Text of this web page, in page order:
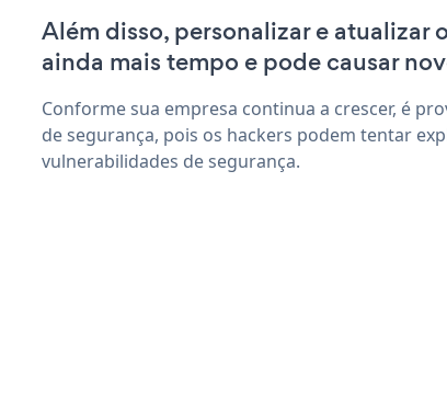
Além disso, personalizar e atualizar
ainda mais tempo e pode causar
Conforme sua empresa continua a crescer, é
de segurança, pois os hackers podem tentar
vulnerabilidades de segurança.